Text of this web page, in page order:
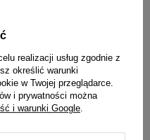
realizacji usług zgodnie z
określić warunki
w Twojej przeglądarce.
i prywatności można
i warunki Google